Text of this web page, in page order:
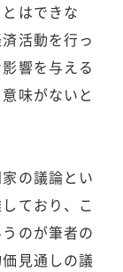
はできな
活動を行っ
響を与える
味がないと
の議論とい
ており、こ
のが筆者の
見通しの議